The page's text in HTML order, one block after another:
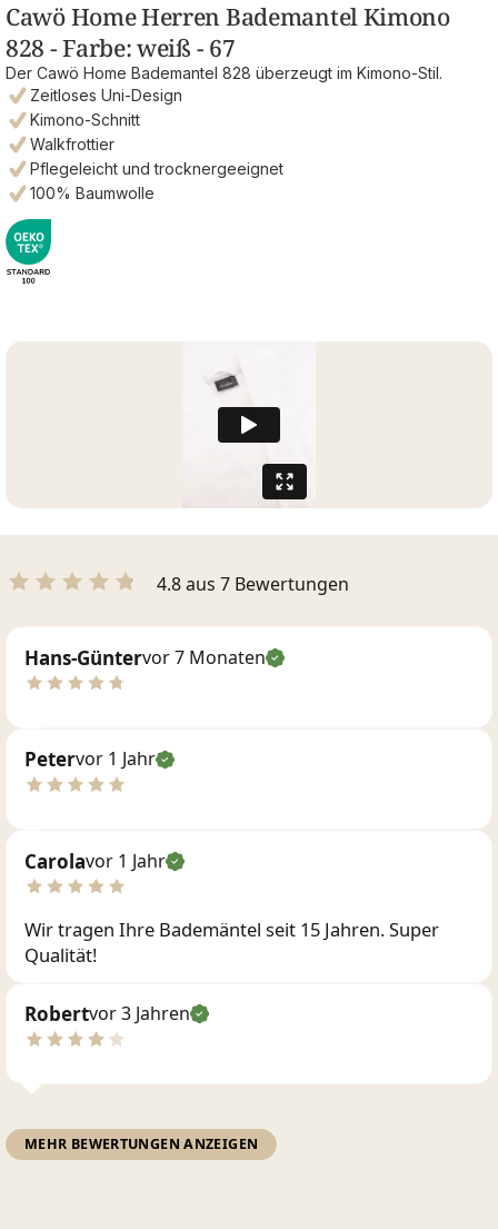
Cawö Home Herren Bademantel Kimono
828 - Farbe: weiß - 67
Der Cawö Home Bademantel 828 überzeugt im Kimono-Stil.
Zeitloses Uni-Design
Kimono-Schnitt
Walkfrottier
Pflegeleicht und trocknergeeignet
100% Baumwolle
4.8 aus 7 Bewertungen
Hans-Güntervor 7 Monaten
Petervor 1 Jahr
Carolavor 1 Jahr
Wir tragen Ihre Bademäntel seit 15 Jahren. Super
Qualität!
Robertvor 3 Jahren
MEHR BEWERTUNGEN ANZEIGEN